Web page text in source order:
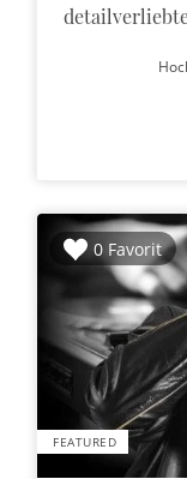
0 Favorit
FEATURED